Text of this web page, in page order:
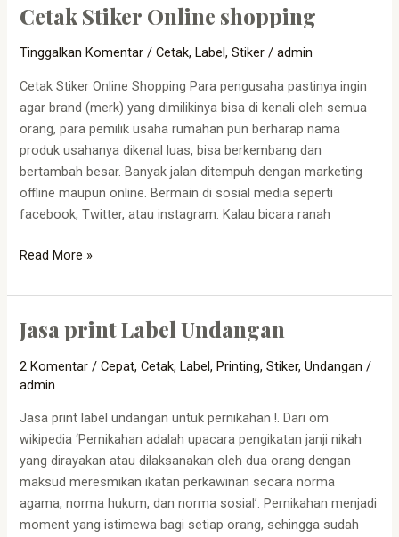
Cetak Stiker Online shopping
Tinggalkan Komentar /Cetak, Label,Stiker /admin
Cetak Stiker Online Shopping Para pengusaha pastinya ingin
agar brand (merk) yang dimilikinya bisa di kenali oleh semua
orang, para pemilik usaha rumahan pun berharap nama
produk usahanya dikenal luas, bisa berkembang dan
bertambah besar. Banyak jalan ditempuh dengan marketing
offline maupun online. Bermain di sosial media seperti
facebook, Twitter, atau instagram. Kalau bicara ranah
Cetak
Online
Read More »
Jasa print Label Undangan
2 Komentar /Cepat,Cetak,Label,Printing,Stiker,Undangan /
admin
Jasa print label undangan untuk pernikahan !. Dari om
wikipedia ‘Pernikahan adalah upacara pengikatan janji nikah
yang dirayakan atau dilaksanakan oleh dua orang dengan
maksud meresmikan ikatan perkawinan secara norma
agama, norma hukum, dan norma sosial’. Pernikahan menjadi
moment yang istimewa bagi setiap orang, sehingga sudah
Jasa
print
Label
Undangan